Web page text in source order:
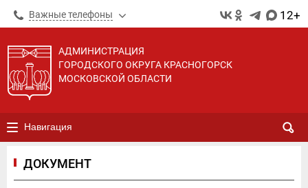
Важные телефоны 12+
АДМИНИСТРАЦИЯ
ГОРОДСКОГО ОКРУГА КРАСНОГОРСК
МОСКОВСКОЙ ОБЛАСТИ
Навигация
ДОКУМЕНТ